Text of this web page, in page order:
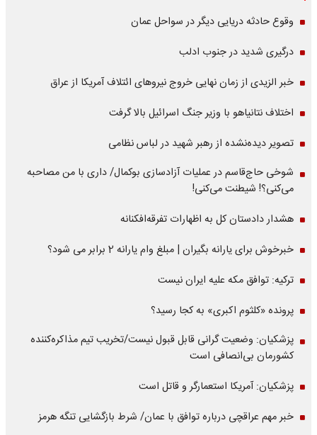
وقوع حادثه دریایی دیگر در سواحل عمان
درگیری شدید در جنوب ادلب
خبر الزیدی از زمان نهایی خروج نیروهای ائتلاف آمریکا از عراق
اختلاف نتانیاهو با وزیر جنگ اسرائیل بالا گرفت
تصویر دیده‌نشده از رهبر شهید در لباس نظامی
شوخی حاج‌قاسم در عملیات آزادسازی بوکمال/ داری با من مصاحبه‌
می‌کنی؟! شیطنت می‌کنی!
هشدار دادستان کل به اظهارات تفرقه‌افکنانه
خبرخوش برای یارانه بگیران | مبلغ وام یارانه 2 برابر می شود؟
ترکیه: توافق مکه علیه ایران نیست
پرونده «کلثوم اکبری» به کجا رسید؟
پزشکیان: وضعیت گرانی قابل قبول نیست/تخریب تیم مذاکره‌کننده
کشورمان بی‌انصافی است
پزشکیان: آمریکا استعمارگر و قاتل است
خبر مهم عراقچی درباره توافق با عمان/ شرط بازگشایی تنگه هرمز